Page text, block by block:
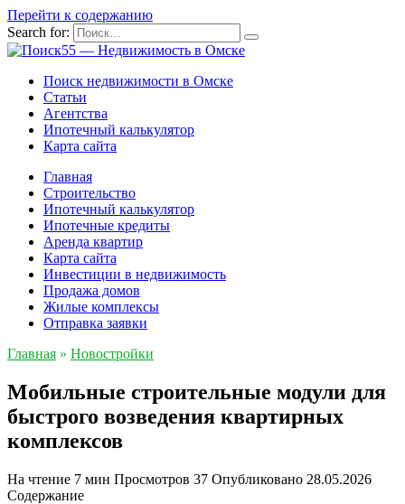
Перейти к содержанию
Search for:
Поиск недвижимости в Омске
Статьи
Агентства
Ипотечный калькулятор
Карта сайта
Главная
Строительство
Ипотечный калькулятор
Ипотечные кредиты
Аренда квартир
Карта сайта
Инвестиции в недвижимость
Продажа домов
Жилые комплексы
Отправка заявки
Главная » Новостройки
Мобильные строительные модули для
быстрого возведения квартирных
комплексов
На чтение 7 мин Просмотров 37 Опубликовано 28.05.2026
Содержание